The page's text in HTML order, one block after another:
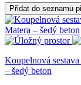
Přidat do seznamu
Koupelnová
– šedý beton